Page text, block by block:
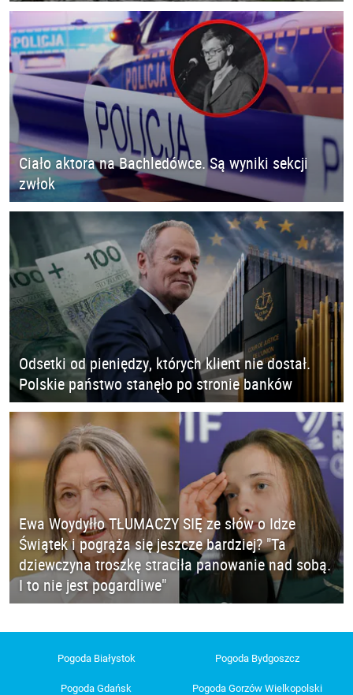
Ciało aktora na Bachledówce. Są wyniki sekcji
zwłok
Odsetki od pieniędzy, których klient nie dostał.
Polskie państwo stanęło po stronie banków
Ewa Woydyłło TŁUMACZY SIĘ ze słów o Idze
Świątek i pogrąża się jeszcze bardziej? "Ta
dziewczyna troszkę straciła panowanie nad sobą.
I to nie jest pogardliwe"
Pogoda Białystok Pogoda Bydgoszcz
Pogoda Gdańsk
Pogoda Gorzów Wielkopolski